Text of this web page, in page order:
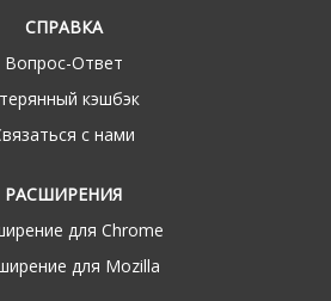
СПРАВКА
Вопрос-Ответ
кэшбэк
с нами
РАСШИРЕНИЯ
для Chrome
для Mozilla